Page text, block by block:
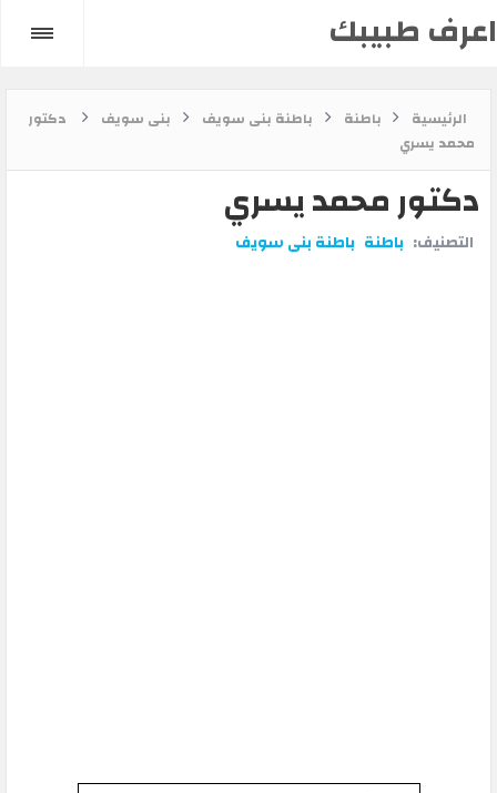
اعرف طبيبك
الرئيسية باطنة باطنة بنى سويف بنى سويف
دكتور
محمد يسري
دكتور محمد يسري
التصنيف: باطنة باطنة بنى سويف